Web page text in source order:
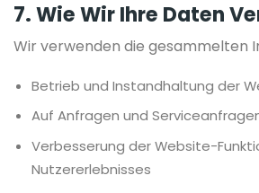
7. Wie Wir Ihre Daten
Wir verwenden die gesammelten
Betrieb und Instandhaltung der
Auf Anfragen und
Verbesserung der Website-
Nutzererlebnisses